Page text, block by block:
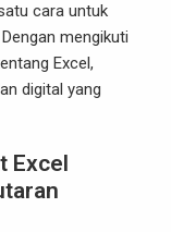
cara untuk
mengikuti
Excel,
digital yang
Excel